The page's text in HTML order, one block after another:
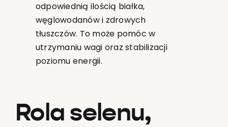
odpowiednią ilością białka,
węglowodanów i zdrowych
tłuszczów. To może pomóc w
utrzymaniu wagi oraz stabilizacji
poziomu energii.
Rola selenu,